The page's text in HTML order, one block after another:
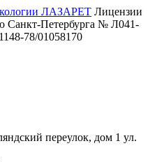
Лицензии
Санкт-Петербурга № Л041-
78/01058170
переулок, дом 1 ул.